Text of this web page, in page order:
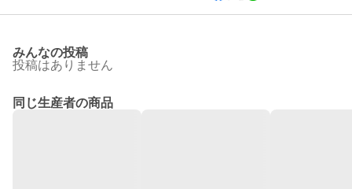
みんなの投稿
投稿はありません
同じ生産者の商品